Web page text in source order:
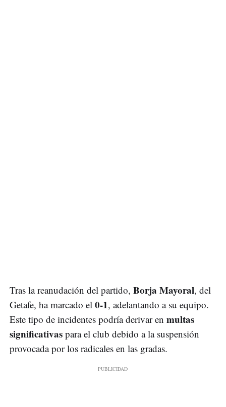
Tras la reanudación del partido, Borja Mayoral, del
Getafe, ha marcado el 0-1, adelantando a su equipo.
Este tipo de incidentes podría derivar en multas
significativas para el club debido a la suspensión
provocada por los radicales en las gradas.